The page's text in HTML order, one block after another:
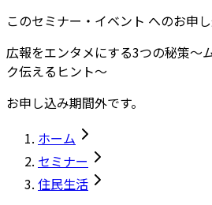
このセミナー・イベント へのお申
広報をエンタメにする3つの秘策～
ク伝えるヒント～
お申し込み期間外です。
ホーム
セミナー
住民生活